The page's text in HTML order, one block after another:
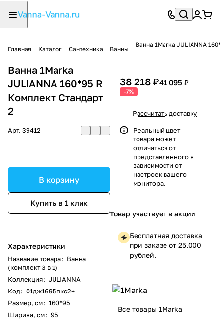
Главная Каталог Сантехника Ванны
Ванна 1Marka JULIANNA
Ванна 1Marka
JULIANNA 160*95 R
Комплект Стандарт
2
Арт. 39412
В корзину
Купить в 1 клик
Характеристики
Название товара: Ванна
(комплект 3 в 1)
Коллекция: JULIANNA
Код: 01дж1695пкс2+
Размер, см: 160*95
Ширина, см: 95
38 218 ₽41 095 ₽
-7%
Рассчитать доставку
Реальный цвет
товара может
отличаться от
представленного в
зависимости от
настроек вашего
монитора.
Товар участвует в акции
Бесплатная доставка
при заказе от 25.000
рублей.
Все товары 1Marka